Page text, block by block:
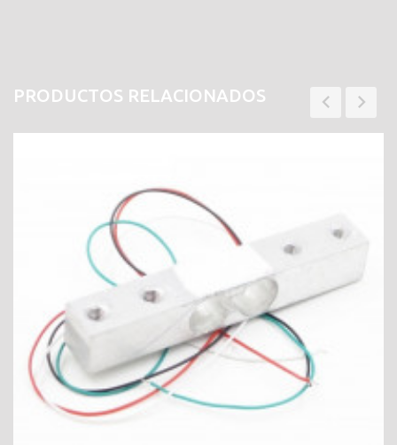
PRODUCTOS RELACIONADOS